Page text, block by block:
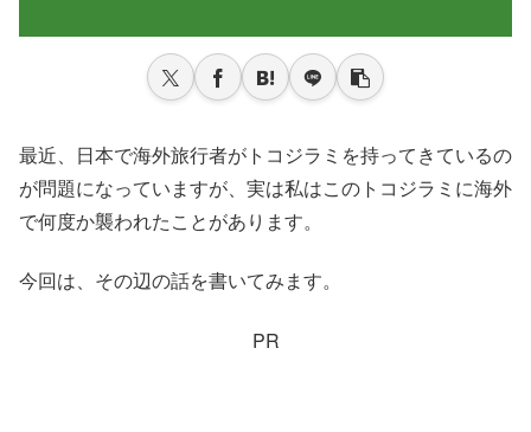
最近、日本で海外旅行者がトコジラミを持ってきているの
が問題になっていますが、実は私はこのトコジラミに海外
で何度か襲われたことがあります。
今回は、その辺の話を書いてみます。
PR